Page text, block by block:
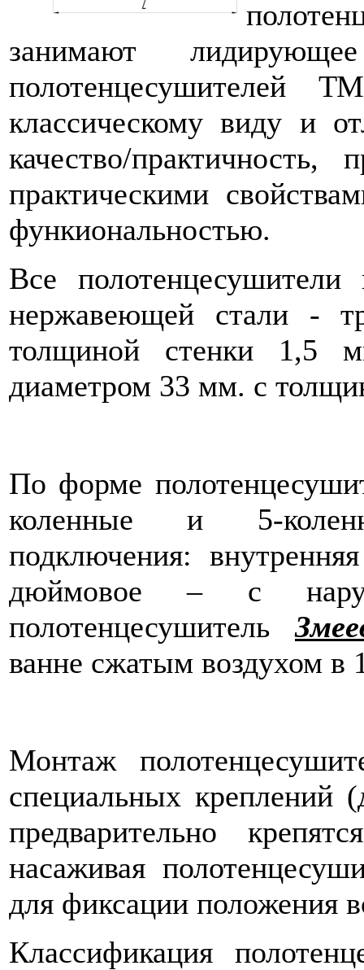
занимают
полотенцесушителей
классическому виду и
качество/
практическими
функиональностью.
Все
нержавеющей стали -
толщиной стенки 1,5
диаметром 33 мм. с
По форме
коленные и 5-
подключения:
дюймовое – c
полотенцесушитель
ванне сжатым воздухом в
Монтаж
специальных креплений
предварительно
насаживая
для фиксации положения
Классификация